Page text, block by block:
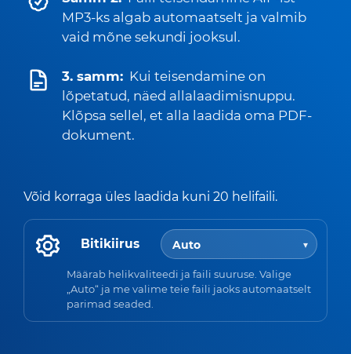
MP3-ks algab automaatselt ja valmib
vaid mõne sekundi jooksul.
3. samm: Kui teisendamine on
lõpetatud, näed allalaadimisnuppu.
Klõpsa sellel, et alla laadida oma PDF-
dokument.
Võid korraga üles laadida kuni 20 helifaili.
Bitikiirus
Määrab helikvaliteedi ja faili suuruse. Valige
„Auto“ ja me valime teie faili jaoks automaatselt
parimad seaded.